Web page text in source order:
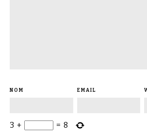
NOM EMAIL
3 + = 8